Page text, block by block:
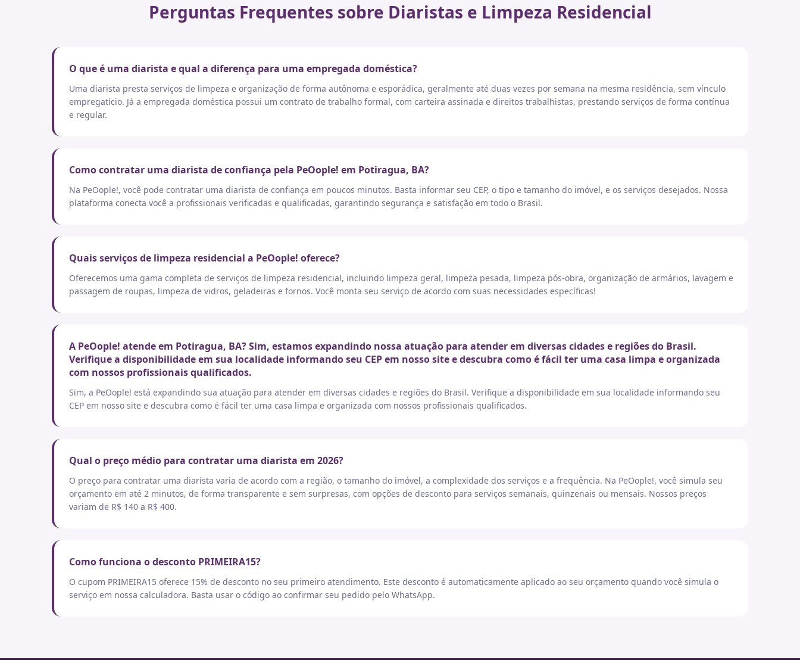
Perguntas Frequentes sobre Diaristas e Limpeza Residencial
O que é uma diarista e qual a diferença para uma empregada doméstica?
Uma diarista presta serviços de limpeza e organização de forma autônoma e esporádica, geralmente até duas vezes por semana na mesma residência, sem vínculo
empregatício. Já a empregada doméstica possui um contrato de trabalho formal, com carteira assinada e direitos trabalhistas, prestando serviços de forma contínua
e regular.
Como contratar uma diarista de confiança pela PeOople! em Potiragua, BA?
Na PeOople!, você pode contratar uma diarista de confiança em poucos minutos. Basta informar seu CEP, o tipo e tamanho do imóvel, e os serviços desejados. Nossa
plataforma conecta você a profissionais verificadas e qualificadas, garantindo segurança e satisfação em todo o Brasil.
Quais serviços de limpeza residencial a PeOople! oferece?
Oferecemos uma gama completa de serviços de limpeza residencial, incluindo limpeza geral, limpeza pesada, limpeza pós-obra, organização de armários, lavagem e
passagem de roupas, limpeza de vidros, geladeiras e fornos. Você monta seu serviço de acordo com suas necessidades específicas!
A PeOople! atende em Potiragua, BA? Sim, estamos expandindo nossa atuação para atender em diversas cidades e regiões do Brasil.
Verifique a disponibilidade em sua localidade informando seu CEP em nosso site e descubra como é fácil ter uma casa limpa e organizada
com nossos profissionais qualificados.
Sim, a PeOople! está expandindo sua atuação para atender em diversas cidades e regiões do Brasil. Verifique a disponibilidade em sua localidade informando seu
CEP em nosso site e descubra como é fácil ter uma casa limpa e organizada com nossos profissionais qualificados.
Qual o preço médio para contratar uma diarista em 2026?
O preço para contratar uma diarista varia de acordo com a região, o tamanho do imóvel, a complexidade dos serviços e a frequência. Na PeOople!, você simula seu
orçamento em até 2 minutos, de forma transparente e sem surpresas, com opções de desconto para serviços semanais, quinzenais ou mensais. Nossos preços
variam de R$ 140 a R$ 400.
Como funciona o desconto PRIMEIRA15?
O cupom PRIMEIRA15 oferece 15% de desconto no seu primeiro atendimento. Este desconto é automaticamente aplicado ao seu orçamento quando você simula o
serviço em nossa calculadora. Basta usar o código ao confirmar seu pedido pelo WhatsApp.